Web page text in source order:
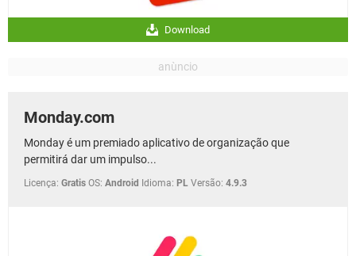
Download
Monday.com
Monday é um premiado aplicativo de organização que
permitirá dar um impulso...
Licença: Gratis OS: Android Idioma: PL Versão: 4.9.3